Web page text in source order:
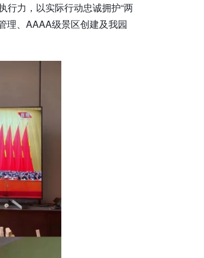
行力，以实际行动忠诚拥护“两
理、AAAA级景区创建及我园